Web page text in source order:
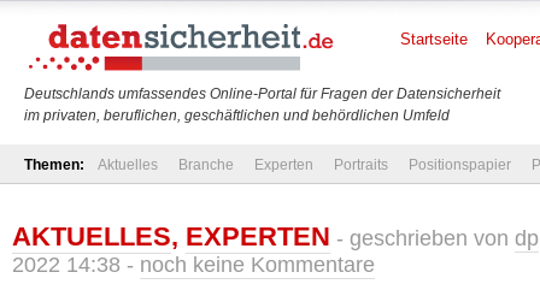
Deutschlands umfassendes Online-Portal für Fragen der Datensicherheit
im privaten, beruflichen, geschäftlichen und behördlichen Umfeld
Startseite
Themen: Aktuelles Branche Experten Portraits Positionspapier
AKTUELLES, EXPERTEN - geschrieben von dp
2022 14:38 - noch keine Kommentare